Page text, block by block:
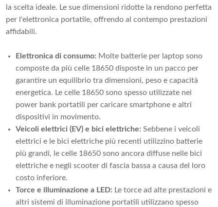
la scelta ideale. Le sue dimensioni ridotte la rendono perfetta
per l'elettronica portatile, offrendo al contempo prestazioni
affidabili.
Elettronica di consumo: Molte batterie per laptop sono
composte da più celle 18650 disposte in un pacco per
garantire un equilibrio tra dimensioni, peso e capacità
energetica. Le celle 18650 sono spesso utilizzate nei
power bank portatili per caricare smartphone e altri
dispositivi in ​​movimento.
Veicoli elettrici (EV) e bici elettriche: Sebbene i veicoli
elettrici e le bici elettriche più recenti utilizzino batterie
più grandi, le celle 18650 sono ancora diffuse nelle bici
elettriche e negli scooter di fascia bassa a causa del loro
costo inferiore.
Torce e illuminazione a LED: Le torce ad alte prestazioni e
altri sistemi di illuminazione portatili utilizzano spesso